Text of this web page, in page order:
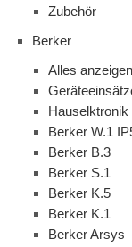
Zubehör
Berker
Alles
Hauselktronik
Berker W.1
Berker B.3
Berker S.1
Berker K.5
Berker K.1
Berker Arsys